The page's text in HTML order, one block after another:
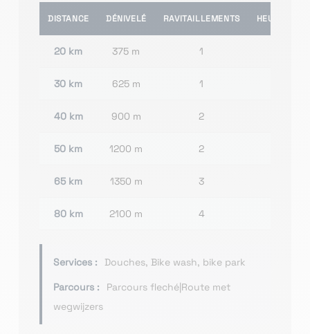
DISTANCE DÉNIVELÉ RAVITAILLEMENTS HEURE(S)
20 km 375 m 1
30 km 625 m 1
40 km 900 m 2
50 km 1200 m 2
65 km 1350 m 3
80 km 2100 m 4
Services :
Douches, Bike wash, bike park
Parcours :
Parcours fleché|Route met
wegwijzers